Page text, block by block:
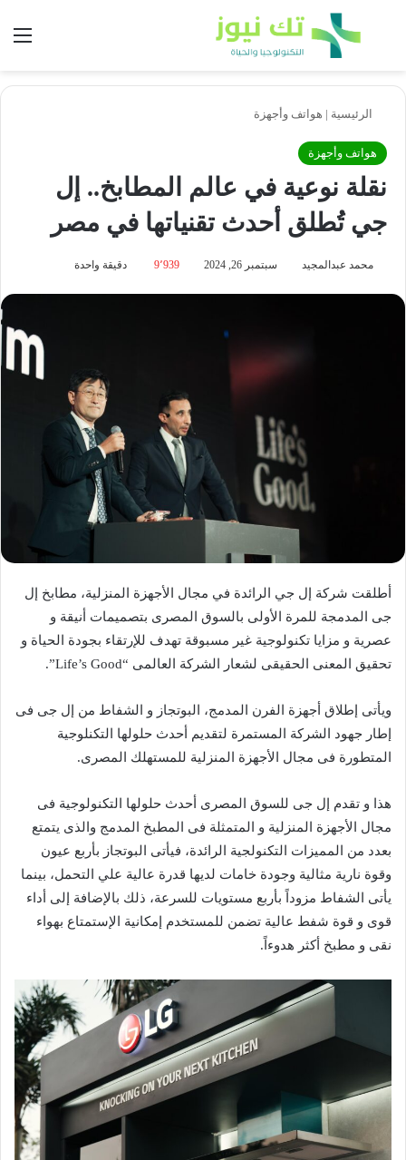
بحث عن
الرئيسية | هواتف وأجهزة
هواتف وأجهزة
نقلة نوعية في عالم المطابخ.. إل
جي تُطلق أحدث تقنياتها في مصر
محمد عبدالمجيد سبتمبر 26, 2024 9٬939 دقيقة واحدة
أطلقت شركة إل جي الرائدة في مجال الأجهزة المنزلية، مطابخ إل
جى المدمجة للمرة الأولى بالسوق المصرى بتصميمات أنيقة و
عصرية و مزايا تكنولوجية غير مسبوقة تهدف للإرتقاء بجودة الحياة و
تحقيق المعنى الحقيقى لشعار الشركة العالمى “Life’s Good”.
ويأتى إطلاق أجهزة الفرن المدمج، البوتجاز و الشفاط من إل جى فى
إطار جهود الشركة المستمرة لتقديم أحدث حلولها التكنلوجية
المتطورة فى مجال الأجهزة المنزلية للمستهلك المصرى.
هذا و تقدم إل جى للسوق المصرى أحدث حلولها التكنولوجية فى
مجال الأجهزة المنزلية و المتمثلة فى المطبخ المدمج والذى يتمتع
بعدد من المميزات التكنولجية الرائدة، فيأتى البوتجاز بأربع عيون
وقوة نارية مثالية وجودة خامات لديها قدرة عالية علي التحمل، بينما
يأتى الشفاط مزوداً بأربع مستويات للسرعة، ذلك بالإضافة إلى أداء
قوى و قوة شفط عالية تضمن للمستخدم إمكانية الإستمتاع بهواء
نقى و مطبخ أكثر هدوءاً.